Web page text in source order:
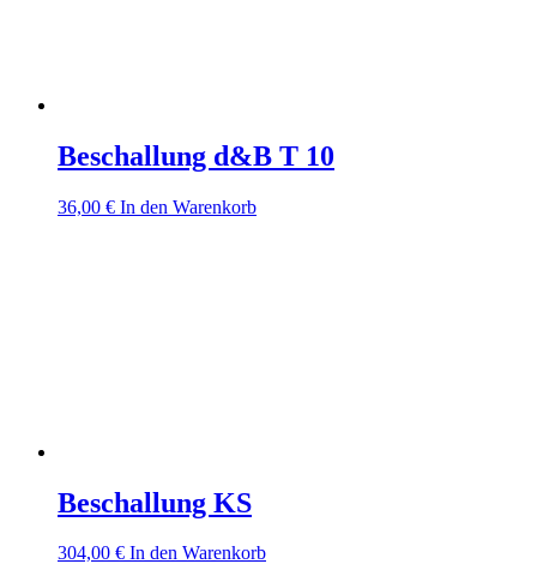
Beschallung d&B T 10
36,00 € In den Warenkorb
Beschallung KS
304,00 € In den Warenkorb